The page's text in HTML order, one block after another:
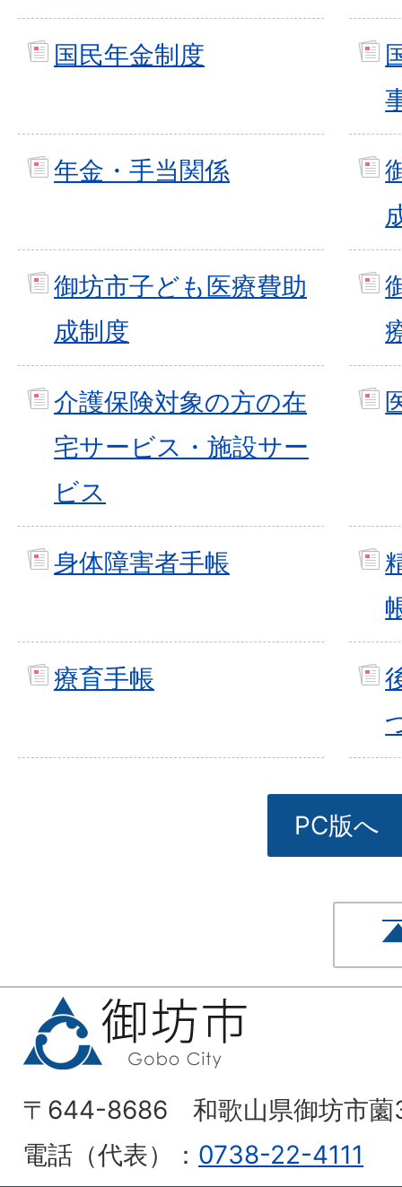
国民年金制度
年金・手当関係
御坊市子ども医療費助
成制度
介護保険対象の方の在
宅サービス・施設サー
ビス
身体障害者手帳
療育手帳
PC版へ
〒644-8686 和歌山県御坊市薗
電話（代表）： 0738-22-4111